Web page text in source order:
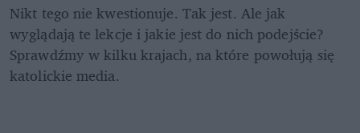
Nikt tego nie kwestionuje. Tak jest. Ale jak
wyglądają te lekcje i jakie jest do nich podejście?
Sprawdźmy w kilku krajach, na które powołują się
katolickie media.